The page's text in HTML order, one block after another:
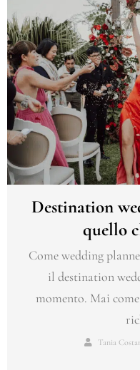
Destination
quello
Come wedding
il destination
momento. Mai
Tania